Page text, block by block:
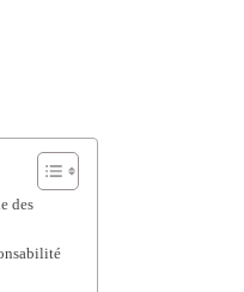
des